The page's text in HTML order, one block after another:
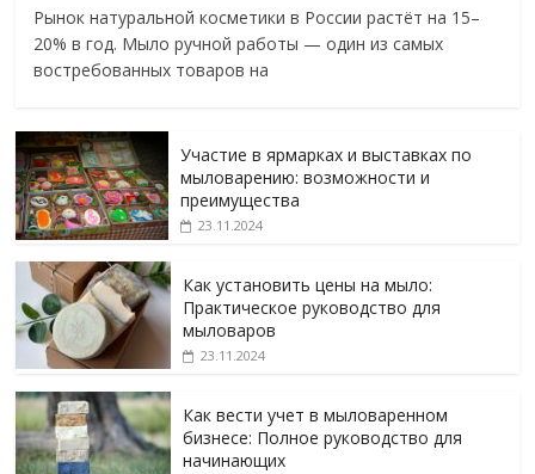
Рынок натуральной косметики в России растёт на 15–
20% в год. Мыло ручной работы — один из самых
востребованных товаров на
Участие в ярмарках и выставках по
мыловарению: возможности и
преимущества
23.11.2024
Как установить цены на мыло:
Практическое руководство для
мыловаров
23.11.2024
Как вести учет в мыловаренном
бизнесе: Полное руководство для
начинающих